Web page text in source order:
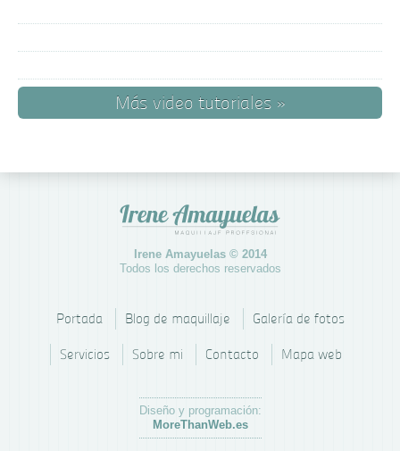
Más video tutoriales »
Irene Amayuelas © 2014
Todos los derechos reservados
Portada Blog de maquillaje Galería de fotos
Servicios Sobre mi Contacto Mapa web
Diseño y programación:
MoreThanWeb.es